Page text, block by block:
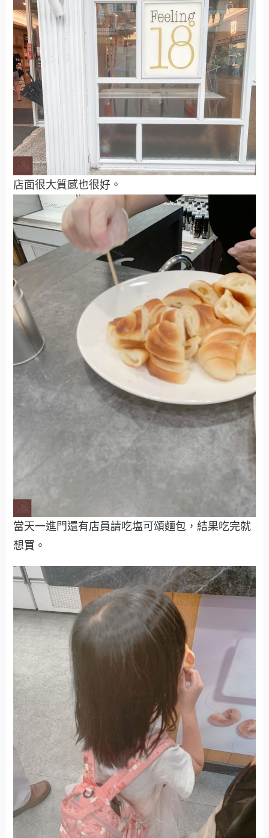
店面很大質感也很好。
當天一進門還有店員請吃塩可頌麵包，結果吃完就
想買。